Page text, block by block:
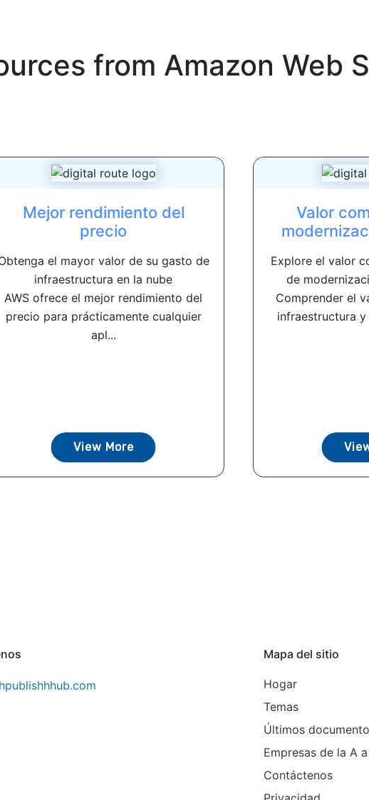
from Amazon Web
Mejor rendimiento del
precio
el mayor valor de su gasto de
infraestructura en la nube
AWS ofrece el mejor rendimiento del
precio para prácticamente cualquier
apl...
View More
Valor
Explore el valor
de
Comprender el
infraestructura
Mapa del sitio
Hogar
Temas
Últimos
Empresas de la A
Contáctenos